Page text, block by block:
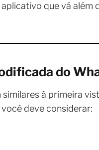
que vá além
do
à primeira
deve considerar: